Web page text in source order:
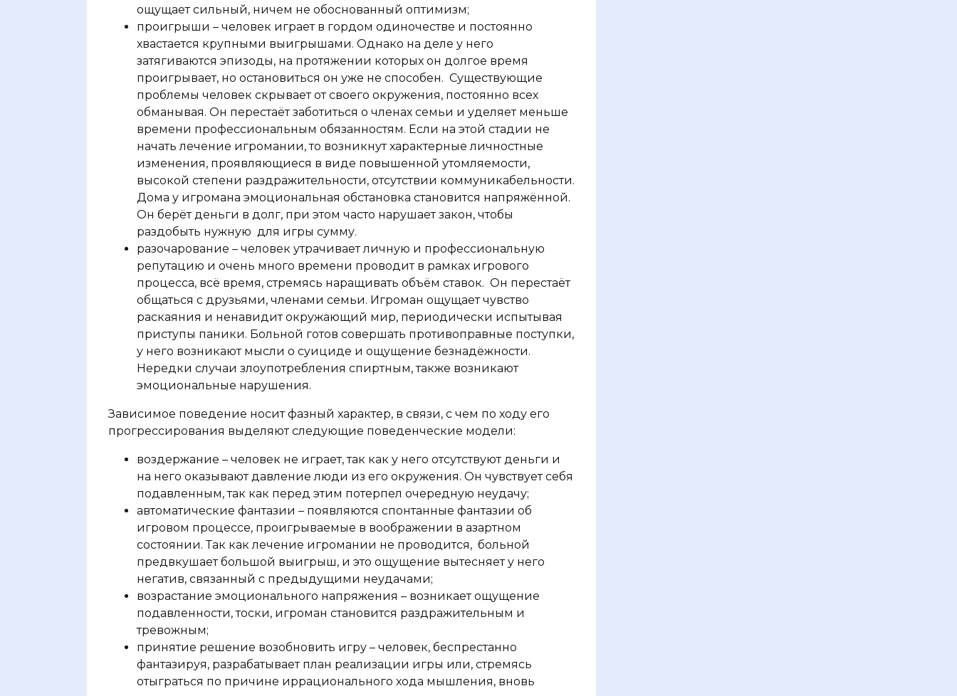
ощущает сильный, ничем не обоснованный оптимизм;
проигрыши – человек играет в гордом одиночестве и постоянно
хвастается крупными выигрышами. Однако на деле у него
затягиваются эпизоды, на протяжении которых он долгое время
проигрывает, но остановиться он уже не способен. Существующие
проблемы человек скрывает от своего окружения, постоянно всех
обманывая. Он перестаёт заботиться о членах семьи и уделяет меньше
времени профессиональным обязанностям. Если на этой стадии не
начать лечение игромании, то возникнут характерные личностные
изменения, проявляющиеся в виде повышенной утомляемости,
высокой степени раздражительности, отсутствии коммуникабельности.
Дома у игромана эмоциональная обстановка становится напряжённой.
Он берёт деньги в долг, при этом часто нарушает закон, чтобы
раздобыть нужную для игры сумму.
разочарование – человек утрачивает личную и профессиональную
репутацию и очень много времени проводит в рамках игрового
процесса, всё время, стремясь наращивать объём ставок. Он перестаёт
общаться с друзьями, членами семьи. Игроман ощущает чувство
раскаяния и ненавидит окружающий мир, периодически испытывая
приступы паники. Больной готов совершать противоправные поступки,
у него возникают мысли о суициде и ощущение безнадёжности.
Нередки случаи злоупотребления спиртным, также возникают
эмоциональные нарушения.
Зависимое поведение носит фазный характер, в связи, с чем по ходу его
прогрессирования выделяют следующие поведенческие модели:
воздержание – человек не играет, так как у него отсутствуют деньги и
на него оказывают давление люди из его окружения. Он чувствует себя
подавленным, так как перед этим потерпел очередную неудачу;
автоматические фантазии – появляются спонтанные фантазии об
игровом процессе, проигрываемые в воображении в азартном
состоянии. Так как лечение игромании не проводится, больной
предвкушает большой выигрыш, и это ощущение вытесняет у него
негатив, связанный с предыдущими неудачами;
возрастание эмоционального напряжения – возникает ощущение
подавленности, тоски, игроман становится раздражительным и
тревожным;
принятие решение возобновить игру – человек, беспрестанно
фантазируя, разрабатывает план реализации игры или, стремясь
отыграться по причине иррационального хода мышления, вновь